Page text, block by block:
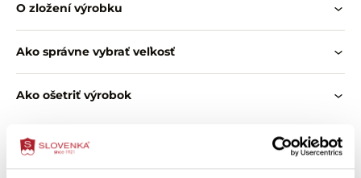
O zložení výrobku
Ako správne vybrať veľkosť
Ako ošetriť výrobok